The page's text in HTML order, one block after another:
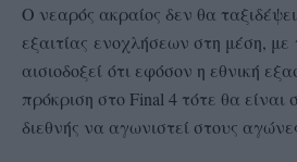
Ο νεαρός ακραίος δεν θα
εξαιτίας ενοχλήσεων στη μέση, με
αισιοδοξεί ότι εφόσον η εθνική
πρόκριση στο Final 4 τότε θα είναι
διεθνής να αγωνιστεί στους